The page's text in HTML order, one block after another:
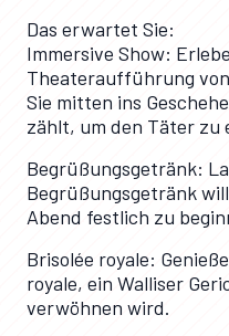
Das erwartet Sie:
Immersive Show:
Theateraufführung von
Sie mitten ins
zählt, um den Täter zu
Begrüßungsgetränk:
Begrüßungsgetränk
Abend festlich zu
Brisolée royale:
royale, ein Walliser
verwöhnen wird.